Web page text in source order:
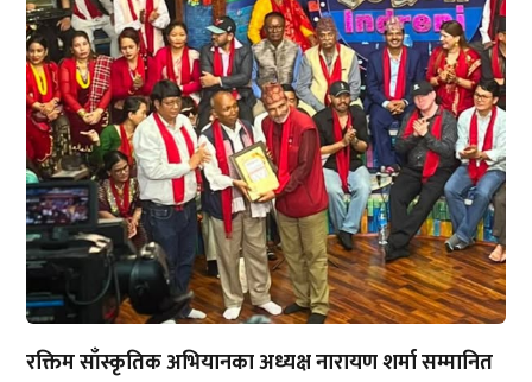
रक्तिम साँस्कृतिक अभियानका अध्यक्ष नारायण शर्मा सम्मानित